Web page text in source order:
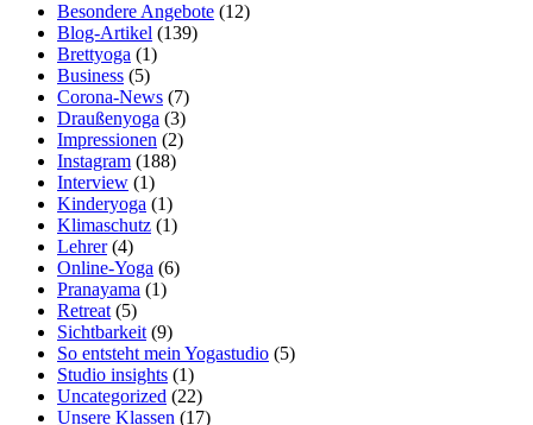
Besondere Angebote (12)
Blog-Artikel (139)
Brettyoga (1)
Business (5)
Corona-News (7)
Draußenyoga (3)
Impressionen (2)
Instagram (188)
Interview (1)
Kinderyoga (1)
Klimaschutz (1)
Lehrer(4)
Online-Yoga (6)
Pranayama (1)
Retreat (5)
Sichtbarkeit (9)
So entsteht mein Yogastudio (5)
Studio insights (1)
Uncategorized (22)
Unsere Klassen (17)